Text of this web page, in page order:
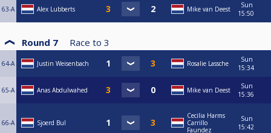
63-A Alex Lubberts Mike van Deest
Sun
15:50
Round 7 Race to 3
64-A Justin Weisenbach Rosalie Lassche
Sun
15:34
65-A Anas Abdulwahed Mike van Deest
Sun
15:36
66-A Sjoerd Bul
Cecilia Harms
Carrillo
Faundez
Sun
15:42